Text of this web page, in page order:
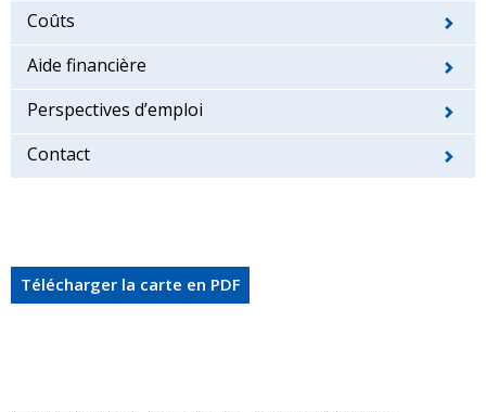
Coûts
Aide financière
Perspectives d’emploi
Contact
Télécharger la carte en PDF